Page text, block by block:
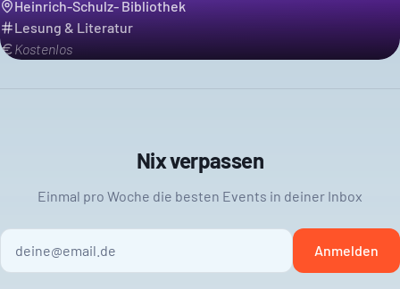
Heinrich-Schulz- Bibliothek
Lesung & Literatur
Kostenlos
Nix verpassen
Einmal pro Woche die besten Events in deiner Inbox
Anmelden